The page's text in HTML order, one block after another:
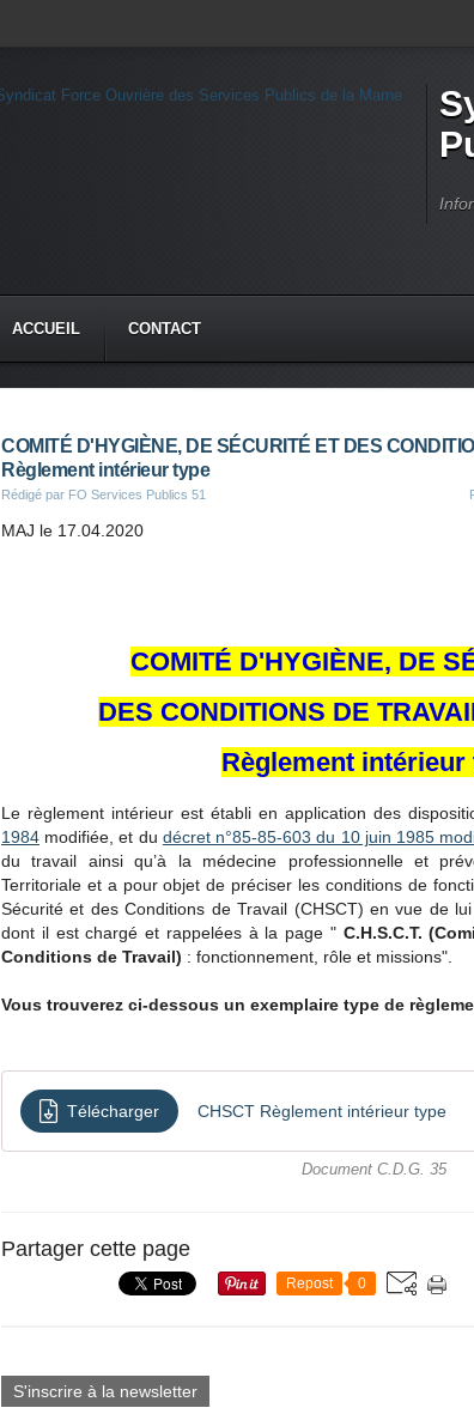
ACCUEIL CONTACT
COMITÉ D'HYGIÈNE, DE SÉCURITÉ ET DES
Règlement intérieur type
Rédigé par FO Services Publics 51
MAJ le 17.04.2020
COMITÉ D'HYGIÈNE, DE
DES CONDITIONS DE
Règlement intérieur
Le règlement intérieur est établi en application des
1984 modifiée, et du décret n°85-85-603 du 10 juin 1985
du travail ainsi qu’à la médecine professionnelle et
Territoriale et a pour objet de préciser les conditions de
Sécurité et des Conditions de Travail (CHSCT) en vue de
dont il est chargé et rappelées à la page " C.H.S.C.T.
Conditions de Travail) : fonctionnement, rôle et missions".
Vous trouverez ci-dessous un exemplaire type de
Télécharger CHSCT Règlement intérieur type
Document C.D.G. 35
Partager cette page
Repost 0
S'inscrire à la newsletter